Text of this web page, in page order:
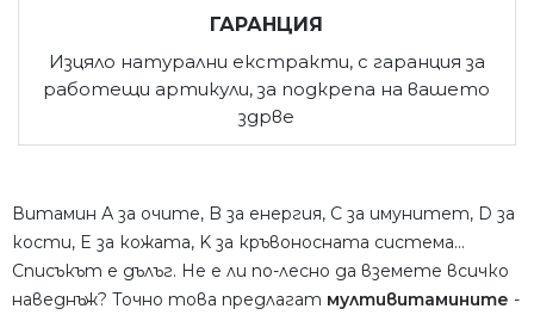
Витамин А за очите, B за енергия, C за имунитет, D за
кости, E за кожата, K за кръвоносната система...
Списъкът е дълъг. Не е ли по-лесно да вземете всичко
наведнъж? Точно това предлагат мултивитамините -
ГАРАНЦИЯ
Изцяло натурални екстракти, с гаранция за
работещи артикули, за подкрепа на вашето
здрве